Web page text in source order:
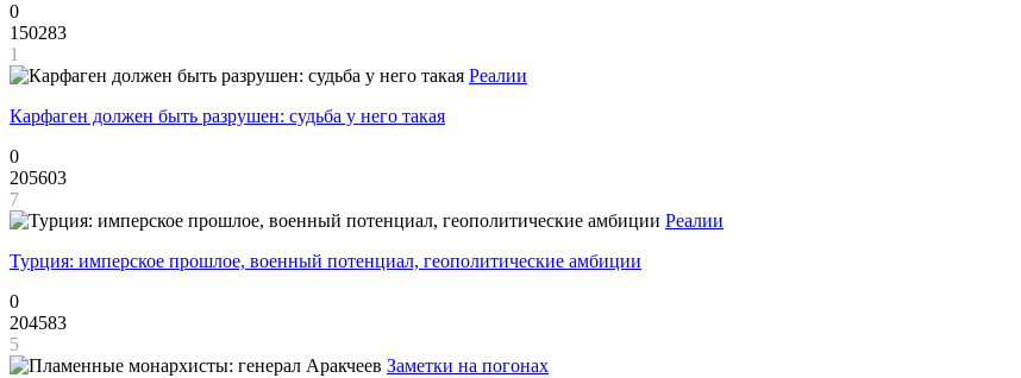
0
150283
1
Реалии
Карфаген должен быть разрушен: судьба у него такая
0
205603
7
Реалии
Турция: имперское прошлое, военный потенциал, геополитические амбиции
0
204583
5
Заметки на погонах